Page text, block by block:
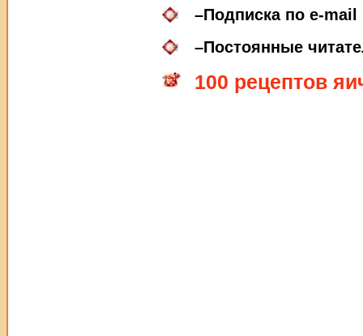
–Подписка по e-mail
–Постоянные
100 рецептов